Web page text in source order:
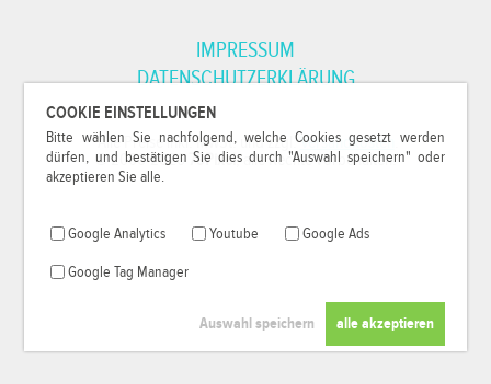
COOKIE EINSTELLUNGEN
Bitte wählen Sie nachfolgend, welche Cookies gesetzt werden
dürfen, und bestätigen Sie dies durch "Auswahl speichern" oder
akzeptieren Sie alle.
Google Analytics Youtube Google Ads
Google Tag Manager
IMPRESSUM
DATENSCHUTZERKLÄRUNG
*Alle Preise inkl. MwSt. und zzgl.Versandkosten
© 2000-2026 79Pixel, alle Rechte vorbehalten.